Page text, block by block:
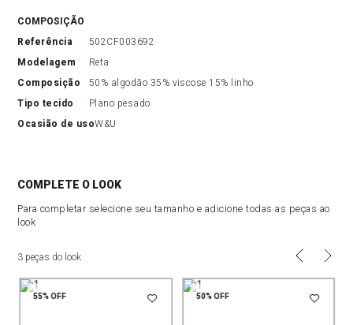
COMPOSIÇÃO
referência
502CF003692
modelagem
Reta
composição
50% algodão 35% viscose 15% linho
tipo tecido
Plano pesado
ocasião de usoW&U
COMPLETE O LOOK
Para completar selecione seu tamanho e adicione todas as peças ao
look
3 peças do look
55%OFF 50%OFF